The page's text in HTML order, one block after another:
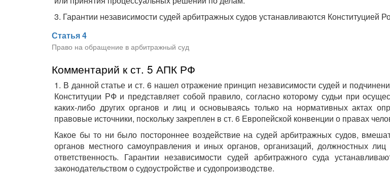
3. Гарантии независимости судей арбитражных судов устанавливаются
Статья 4
Право на обращение в арбитражный суд
Комментарий к ст. 5 АПК РФ
1. В данной статье и ст. 6 нашел отражение принцип независимости судей и
Конституции РФ и представляет собой правило, согласно которому судьи при
каких-либо других органов и лиц и основываясь только на нормативных актах
правовые источники, поскольку закреплен в ст. 6 Европейской конвенции о правах
Какое бы то ни было постороннее воздействие на судей арбитражных судов,
органов местного самоуправления и иных органов, организаций, должностных
ответственность. Гарантии независимости судей арбитражного суда
законодательством о судоустройстве и судопроизводстве.